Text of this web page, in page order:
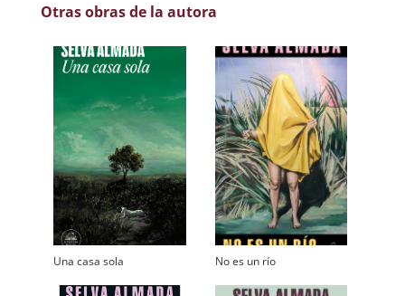
Otras obras de la autora
Una casa sola No es un río